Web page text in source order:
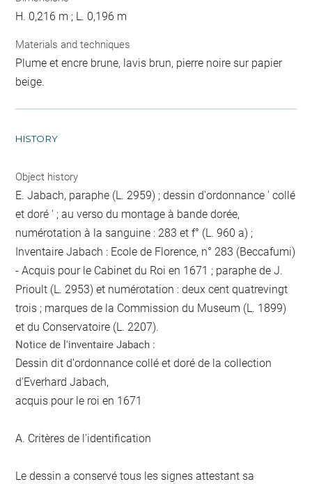
H. 0,216 m ; L. 0,196 m
Materials and techniques
Plume et encre brune, lavis brun, pierre noire sur papier
beige.
HISTORY
Object history
E. Jabach, paraphe (L. 2959) ; dessin d'ordonnance ' collé
et doré ' ; au verso du montage à bande dorée,
numérotation à la sanguine : 283 et f° (L. 960 a) ;
Inventaire Jabach : Ecole de Florence, n° 283 (Beccafumi)
- Acquis pour le Cabinet du Roi en 1671 ; paraphe de J.
Prioult (L. 2953) et numérotation : deux cent quatrevingt
trois ; marques de la Commission du Museum (L. 1899)
et du Conservatoire (L. 2207).
Notice de l'inventaire Jabach :
Dessin dit d'ordonnance collé et doré de la collection
d'Everhard Jabach,
acquis pour le roi en 1671
A. Critères de l'identification
Le dessin a conservé tous les signes attestant sa